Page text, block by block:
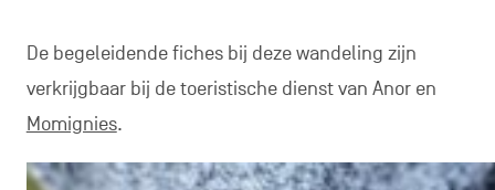
De begeleidende fiches bij deze wandeling zijn
verkrijgbaar bij de toeristische dienst van Anor en
Momignies.